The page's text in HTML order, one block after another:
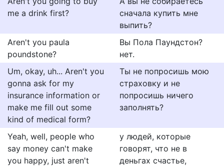
me a drink first?
сначала купить мне
выпить?
Aren't you paula
poundstone?
Вы Пола Паундстон?
нет.
Um, okay, uh... Aren't you
gonna ask for my
insurance information or
make me fill out some
kind of medical form?
Ты не попросишь мою
страховку и не
попросишь ничего
заполнять?
Yeah, well, people who
say money can't make
you happy, just aren't
у людей, которые
говорят, что не в
деньгах счастье,